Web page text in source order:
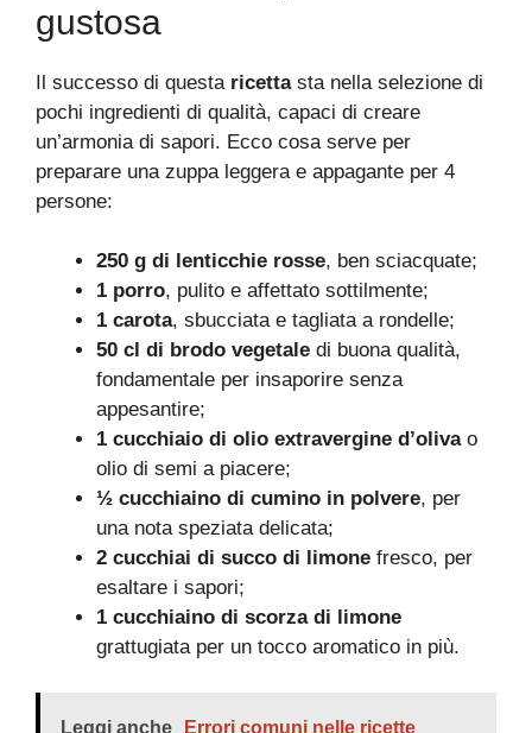
gustosa
Il successo di questa ricettasta nella selezione di
pochi ingredienti di qualità, capaci di creare
un’armonia di sapori. Ecco cosa serve per
preparare una zuppa leggera e appagante per 4
persone:
250 g di lenticchie rosse, ben sciacquate;
1 porro, pulito e affettato sottilmente;
1 carota, sbucciata e tagliata a rondelle;
50 cl di brodo vegetale di buona qualità,
fondamentale per insaporire senza
appesantire;
1 cucchiaio di olio extravergine d’olivao
olio di semi a piacere;
½ cucchiaino di cumino in polvere, per
una nota speziata delicata;
2 cucchiai di succo di limone fresco, per
esaltare i sapori;
1 cucchiaino di scorza di limone
grattugiata per un tocco aromatico in più.
Leggi anche
Errori comuni nelle ricette